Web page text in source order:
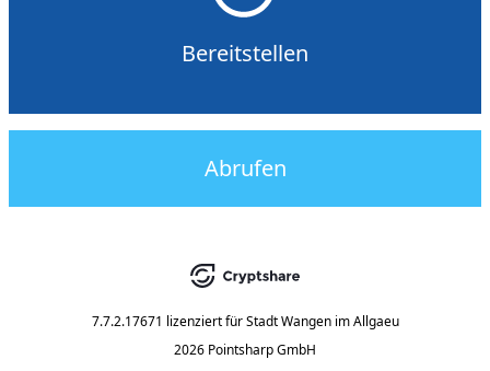
Bereitstellen
Abrufen
7.7.2.17671 lizenziert für Stadt Wangen im Allgaeu
2026 Pointsharp GmbH